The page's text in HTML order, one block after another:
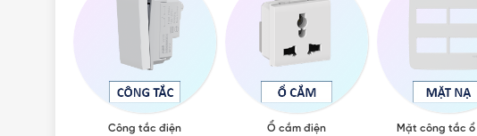
Công tắc điện Ổ cắm điện Mặt công tắc ổ